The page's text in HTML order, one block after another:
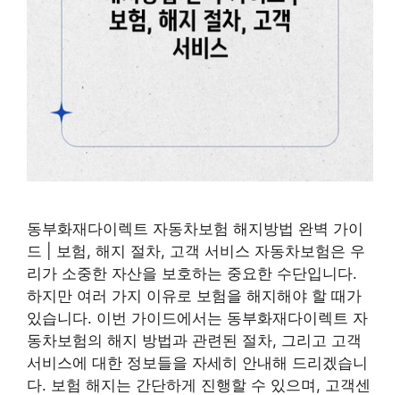
동부화재다이렉트 자동차보험 해지방법 완벽 가이
드 | 보험, 해지 절차, 고객 서비스 자동차보험은 우
리가 소중한 자산을 보호하는 중요한 수단입니다.
하지만 여러 가지 이유로 보험을 해지해야 할 때가
있습니다. 이번 가이드에서는 동부화재다이렉트 자
동차보험의 해지 방법과 관련된 절차, 그리고 고객
서비스에 대한 정보들을 자세히 안내해 드리겠습니
다. 보험 해지는 간단하게 진행할 수 있으며, 고객센